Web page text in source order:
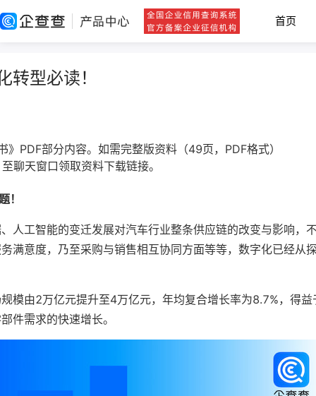
首页
型必读！
PDF部分内容。如需完整版资料（49页，PDF格式）
聊天窗口领取资料下载链接。
！
人工智能的变迁发展对汽车行业整条供应链的改变与影响，
满意度，乃至采购与销售相互协同方面等等，数字化已经从
模由2万亿元提升至4万亿元，年均复合增长率为8.7%，得
件需求的快速增长。